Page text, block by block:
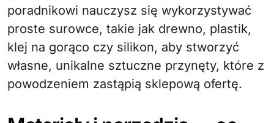
poradnikowi nauczysz się wykorzystywać
proste surowce, takie jak drewno, plastik,
klej na gorąco czy silikon, aby stworzyć
własne, unikalne sztuczne przynęty, które z
powodzeniem zastąpią sklepową ofertę.